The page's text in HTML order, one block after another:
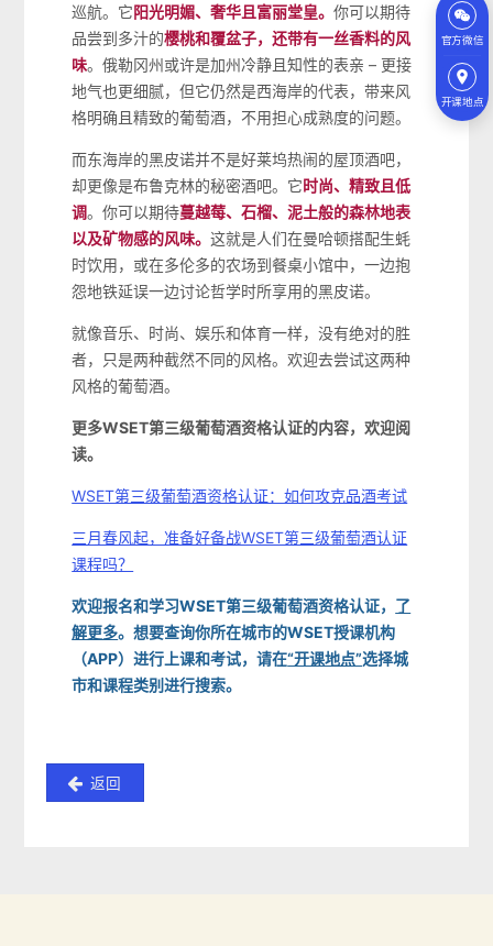
巡航。它阳光明媚、奢华且富丽堂皇。你可以期待
品尝到多汁的樱桃和覆盆子，还带有一丝香料的风
味。俄勒冈州或许是加州冷静且知性的表亲 – 更接
地气也更细腻，但它仍然是西海岸的代表，带来风
格明确且精致的葡萄酒，不用担心成熟度的问题。
而东海岸的黑皮诺并不是好莱坞热闹的屋顶酒吧，
却更像是布鲁克林的秘密酒吧。它时尚、精致且低
调。你可以期待蔓越莓、石榴、泥土般的森林地表
以及矿物感的风味。这就是人们在曼哈顿搭配生蚝
时饮用，或在多伦多的农场到餐桌小馆中，一边抱
怨地铁延误一边讨论哲学时所享用的黑皮诺。
就像音乐、时尚、娱乐和体育一样，没有绝对的胜
者，只是两种截然不同的风格。欢迎去尝试这两种
风格的葡萄酒。
更多WSET第三级葡萄酒资格认证的内容，欢迎阅
读。
WSET第三级葡萄酒资格认证：如何攻克品酒考试
三月春风起，准备好备战WSET第三级葡萄酒认证
课程吗？
欢迎报名和学习WSET第三级葡萄酒资格认证， 了
解更多。想要查询你所在城市的WSET授课机构
（APP）进行上课和考试，请在“开课地点”选择城
市和课程类别进行搜索。
返回
官方微信
开课地点